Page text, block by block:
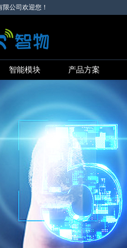
公司欢迎您！
智能模块 产品方案